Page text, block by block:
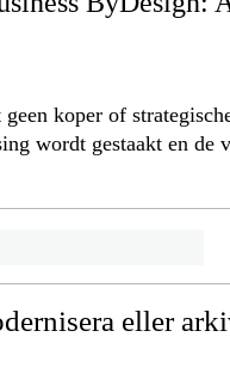
koper of
wordt gestaakt en de
eller